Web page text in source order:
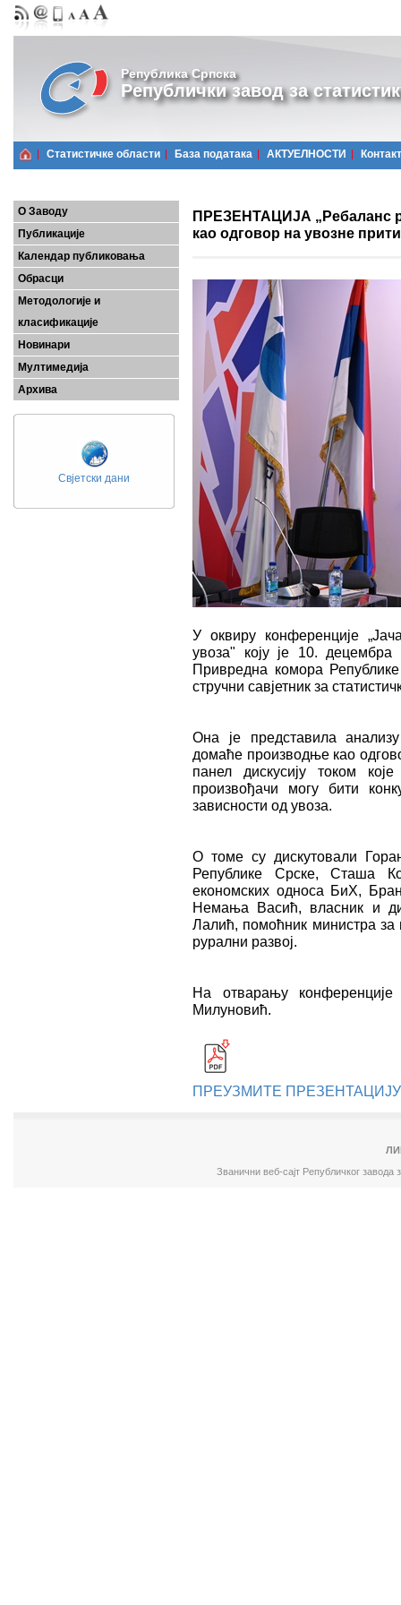
Република Српска
Републички завод за
Статистичке области Базa података АКТУЕЛНОСТИ Контакт
О Заводу
Публикације
Календар публиковања
Обрасци
Методологије и
класификације
Новинари
Мултимедија
Архива
Свјетски дани
ПРЕЗЕНТАЦИЈА „Ребаланс
као одговор на увозне
У оквиру конференције
увоза" коју је 10.
Привредна комора
стручни савјетник за
Она је представила
домаће производње као
панел дискусију током
произвођачи могу бити
зависности од увоза.
О томе су дискутовали
Републике Срске, Сташа
економских односа БиХ,
Немања Васић, власник и
Лалић, помоћник министра за
рурални развој.
На отварању
Милуновић.
ПРЕУЗМИТЕ ПРЕЗЕНТАЦИЈУ
Званични веб-сајт Републичког